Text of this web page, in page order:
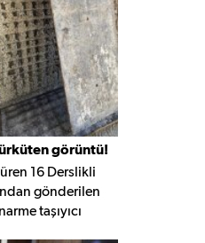
görüntü!
16 Derslikli
gönderilen
taşıyıcı